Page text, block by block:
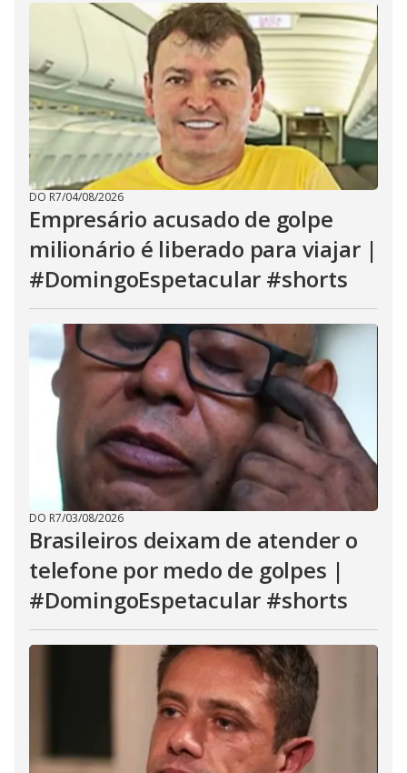
DO R7/04/08/2026
Empresário acusado de golpe
milionário é liberado para viajar |
#DomingoEspetacular #shorts
DO R7/03/08/2026
Brasileiros deixam de atender o
telefone por medo de golpes |
#DomingoEspetacular #shorts